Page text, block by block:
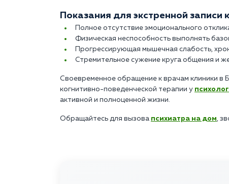
Показания для экстренной записи
Полное отсутствие эмоционального
Физическая неспособность выполнять
Прогрессирующая мышечная слабость,
Стремительное сужение круга общения и
Своевременное обращение к врачам клиники в
когнитивно-поведенческой терапии у
активной и полноценной жизни.
Обращайтесь для вызова психиатра на дом,